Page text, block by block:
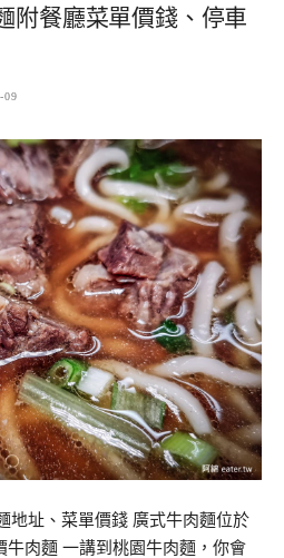
附餐廳菜單價錢、停車
09
地址、菜單價錢 廣式牛肉麵位於
牛肉麵 一講到桃園牛肉麵，你會